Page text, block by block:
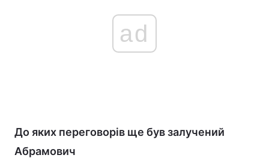
ad
До яких переговорів ще був залучений
Абрамович